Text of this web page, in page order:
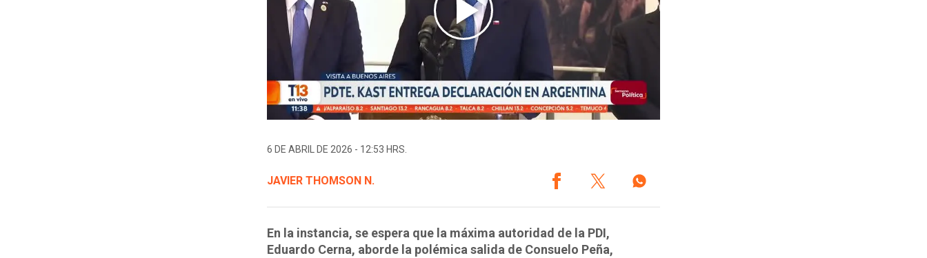
6 DE ABRIL DE 2026 - 12:53 HRS.
JAVIER THOMSON N.
En la instancia, se espera que la máxima autoridad de la PDI,
Eduardo Cerna, aborde la polémica salida de Consuelo Peña,